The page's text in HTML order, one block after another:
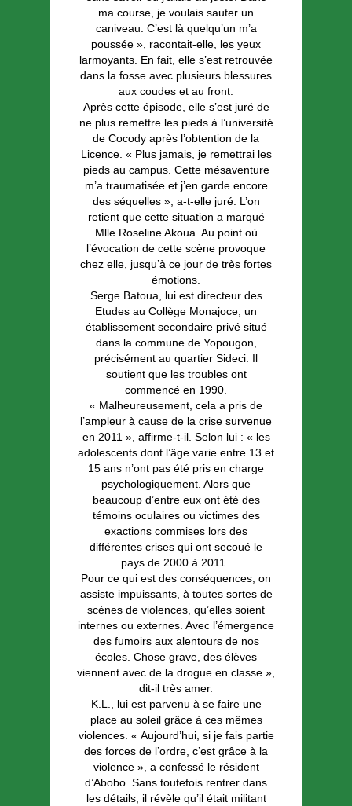
ma course, je voulais sauter un
caniveau. C’est là quelqu’un m’a
poussée », racontait-elle, les yeux
larmoyants. En fait, elle s’est retrouvée
dans la fosse avec plusieurs blessures
aux coudes et au front.
Après cette épisode, elle s’est juré de
ne plus remettre les pieds à l’université
de Cocody après l’obtention de la
Licence. « Plus jamais, je remettrai les
pieds au campus. Cette mésaventure
m’a traumatisée et j’en garde encore
des séquelles », a-t-elle juré. L’on
retient que cette situation a marqué
Mlle Roseline Akoua. Au point où
l’évocation de cette scène provoque
chez elle, jusqu’à ce jour de très fortes
émotions.
Serge Batoua, lui est directeur des
Etudes au Collège Monajoce, un
établissement secondaire privé situé
dans la commune de Yopougon,
précisément au quartier Sideci. Il
soutient que les troubles ont
commencé en 1990.
« Malheureusement, cela a pris de
l’ampleur à cause de la crise survenue
en 2011 », affirme-t-il. Selon lui : « les
adolescents dont l’âge varie entre 13 et
15 ans n’ont pas été pris en charge
psychologiquement. Alors que
beaucoup d’entre eux ont été des
témoins oculaires ou victimes des
exactions commises lors des
différentes crises qui ont secoué le
pays de 2000 à 2011.
Pour ce qui est des conséquences, on
assiste impuissants, à toutes sortes de
scènes de violences, qu’elles soient
internes ou externes. Avec l’émergence
des fumoirs aux alentours de nos
écoles. Chose grave, des élèves
viennent avec de la drogue en classe »,
dit-il très amer.
K.L., lui est parvenu à se faire une
place au soleil grâce à ces mêmes
violences. « Aujourd’hui, si je fais partie
des forces de l’ordre, c’est grâce à la
violence », a confessé le résident
d’Abobo. Sans toutefois rentrer dans
les détails, il révèle qu’il était militant